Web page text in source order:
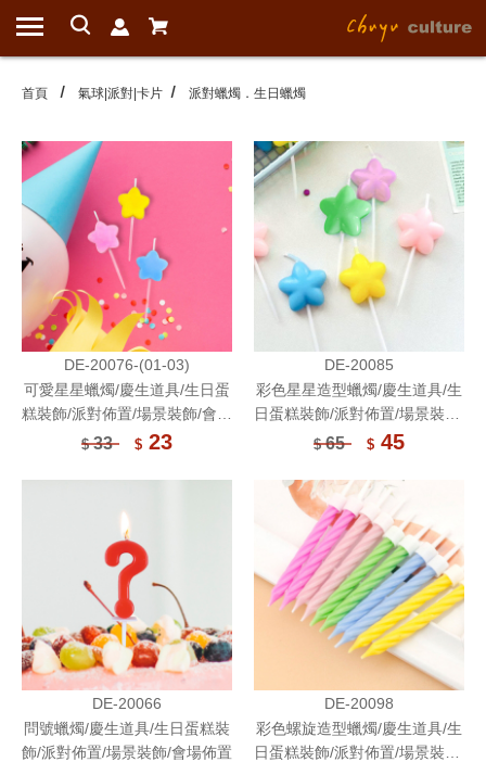
首頁 氣球|派對|卡片 派對蠟燭．生日蠟燭
DE-20076-(01-03)
可愛星星蠟燭/慶生道具/生日蛋
糕裝飾/派對佈置/場景裝飾/會場
佈置
$33 $ 23
DE-20085
彩色星星造型蠟燭/慶生道具/生
日蛋糕裝飾/派對佈置/場景裝飾/
會場佈置
$65 $ 45
DE-20066
問號蠟燭/慶生道具/生日蛋糕裝
飾/派對佈置/場景裝飾/會場佈置
DE-20098
彩色螺旋造型蠟燭/慶生道具/生
日蛋糕裝飾/派對佈置/場景裝飾/